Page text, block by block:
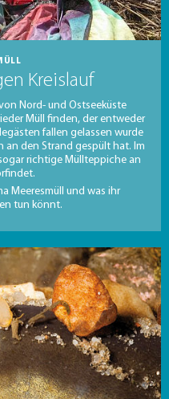
Kreislauf
Nord- und Ostseeküste
Müll finden, der entweder
fallen gelassen wurde
an den Strand gespült hat. Im
richtige Müllteppiche an
Meeresmüll und was ihr
tun könnt.